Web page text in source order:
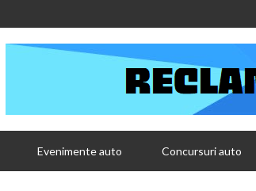
Evenimente auto Concursuri auto